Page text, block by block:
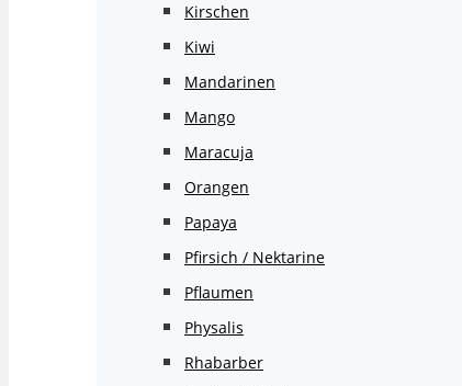
Kirschen
Kiwi
Mandarinen
Mango
Maracuja
Orangen
Papaya
Pfirsich / Nektarine
Pflaumen
Physalis
Rhabarber